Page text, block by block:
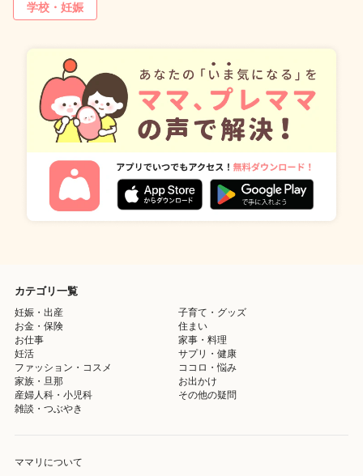
学校・妊娠
カテゴリ一覧
妊娠・出産
子育て・グッズ
お金・保険
住まい
お仕事
家事・料理
妊活
サプリ・健康
ファッション・コスメ
ココロ・悩み
家族・旦那
お出かけ
産婦人科・小児科
その他の疑問
雑談・つぶやき
ママリについて